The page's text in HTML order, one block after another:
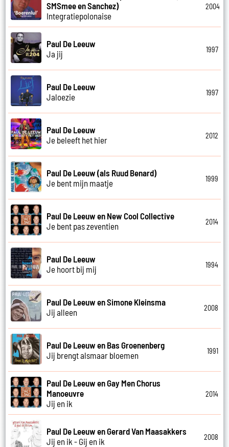
SMSmee en Sanchez)
Integratiepolonaise
2004
Paul De Leeuw
Ja jij
1997
Paul De Leeuw
Jaloezie
1997
Paul De Leeuw
Je beleeft het hier
2012
Paul De Leeuw (als Ruud Benard)
Je bent mijn maatje
1999
Paul De Leeuw en New Cool Collective
Je bent pas zeventien
2014
Paul De Leeuw
Je hoort bij mij
1994
Paul De Leeuw en Simone Kleinsma
Jij alleen
2008
Paul De Leeuw en Bas Groenenberg
Jij brengt alsmaar bloemen
1991
Paul De Leeuw en Gay Men Chorus
Manoeuvre
Jij en ik
2014
Paul De Leeuw en Gerard Van Maasakkers
Jij en ik - Gij en ik
2008